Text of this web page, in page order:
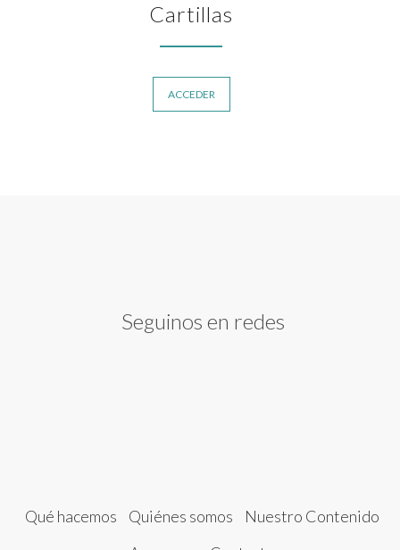
Cartillas
ACCEDER
Seguinos en redes
Qué hacemos Quiénes somos
Nuestro Contenido